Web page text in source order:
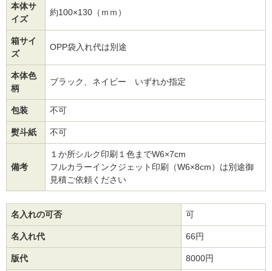
本体サ
イズ
約100×130（ｍｍ）
箱サイ
ズ
OPP袋入れ代は別途
本体色
柄
ブラック、ネイビー いずれか指定
包装 不可
熨斗紙 不可
備考
１か所シルク印刷１色までW6×7cm
フルカラーインクジェット印刷（W6×8cm）は別途御
見積ご依頼ください
名入れの可否 可
名入れ代 66円
版代 8000円